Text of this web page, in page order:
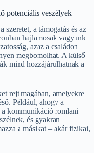
potenciális veszélyek
szeretet, a támogatás és az
hajlamosak vagyunk
azaz a családon
megbomolhat. A külső
mind hozzájárulhatnak a
rejt magában, amelyekre
Például, ahogy a
a kommunikáció romlani
és gyakran
a másikat – akár fizikai,